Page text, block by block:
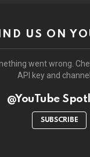
US ON
went wrong.
API key and
@YouTube
SUBSCRIBE